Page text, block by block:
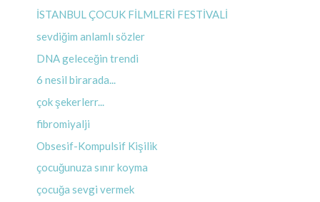
İSTANBUL ÇOCUK FİLMLERİ FESTİVALİ
sevdiğim anlamlı sözler
DNA geleceğin trendi
6 nesil birarada...
çok şekerlerr...
fibromiyalji
Obsesif-Kompulsif Kişilik
çocuğunuza sınır koyma
çocuğa sevgi vermek